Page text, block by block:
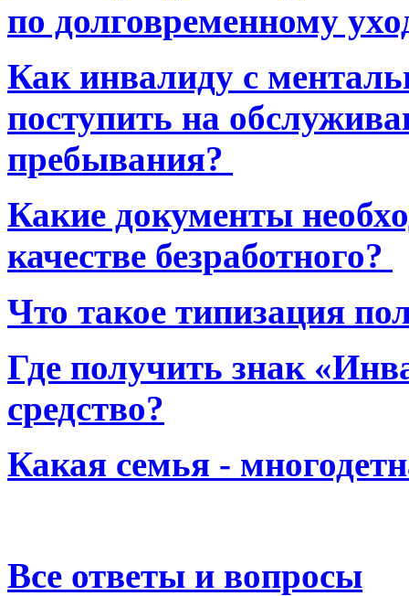
по долговременному
Как инвалиду с
поступить на
пребывания?
Какие документы
качестве безработного?
Что такое типизация
Где получить знак
средство?
Какая семья -
Все ответы и вопросы